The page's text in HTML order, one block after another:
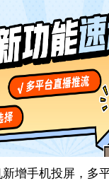
增手机投屏，多